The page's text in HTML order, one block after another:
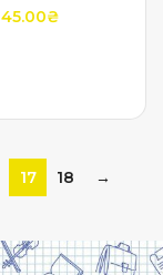
45.00₴
17 18 →